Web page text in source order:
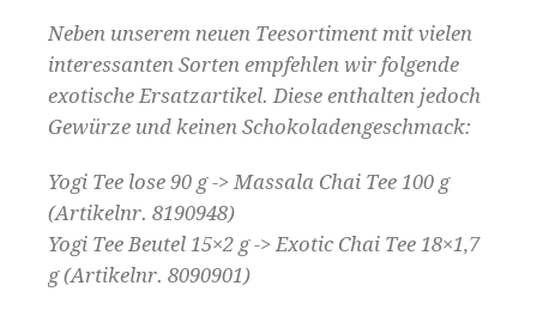
Neben unserem neuen Teesor­ti­ment mit vie­len
inter­es­san­ten Sorten empfehlen wir fol­gende
exo­tis­che Ersatzartikel. Diese enthal­ten jedoch
Gewürze und keinen Schokoladengeschmack:
Yogi Tee lose 90 g -> Mas­sala Chai Tee 100 g
(Artikel­nr. 8190948)
Yogi Tee Beu­tel 15×2 g -> Exot­ic Chai Tee 18×1,7
g (Artikel­nr. 8090901)